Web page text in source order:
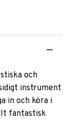
och
instrument
in och köra i
fantastisk